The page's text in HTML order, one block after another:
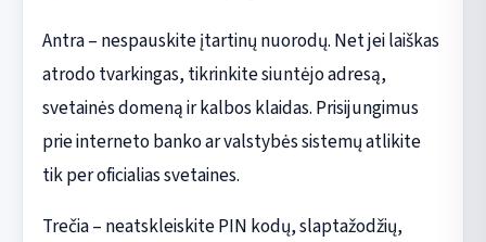
Antra – nespauskite įtartinų nuorodų. Net jei laiškas
atrodo tvarkingas, tikrinkite siuntėjo adresą,
svetainės domeną ir kalbos klaidas. Prisijungimus
prie interneto banko ar valstybės sistemų atlikite
tik per oficialias svetaines.
Trečia – neatskleiskite PIN kodų, slaptažodžių,